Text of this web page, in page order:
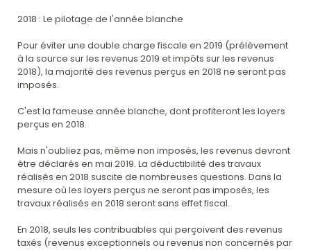
2018 : Le pilotage de l'année blanche
Pour éviter une double charge fiscale en 2019 (prélèvement
à la source sur les revenus 2019 et impôts sur les revenus
2018), la majorité des revenus perçus en 2018 ne seront pas
imposés.
C'est la fameuse année blanche, dont profiteront les loyers
perçus en 2018.
Mais n'oubliez pas, même non imposés, les revenus devront
être déclarés en mai 2019. La déductibilité des travaux
réalisés en 2018 suscite de nombreuses questions. Dans la
mesure où les loyers perçus ne seront pas imposés, les
travaux réalisés en 2018 seront sans effet fiscal.
En 2018, seuls les contribuables qui perçoivent des revenus
taxés (revenus exceptionnels ou revenus non concernés par